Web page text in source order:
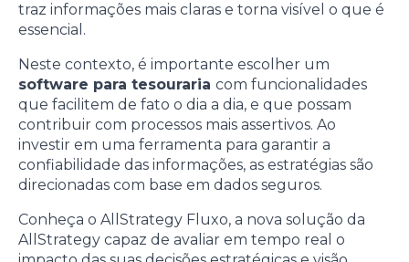
traz informações mais claras e torna visível o que é
essencial.
Neste contexto, é importante escolher um
software para tesouraria com funcionalidades
que facilitem de fato o dia a dia, e que possam
contribuir com processos mais assertivos. Ao
investir em uma ferramenta para garantir a
confiabilidade das informações, as estratégias são
direcionadas com base em dados seguros.
Conheça o AllStrategy Fluxo, a nova solução da
AllStrategy capaz de avaliar em tempo real o